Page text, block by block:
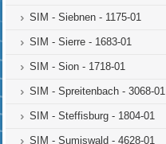
SIM - Siebnen - 1175-01
SIM - Sierre - 1683-01
SIM - Sion - 1718-01
SIM - Spreitenbach - 3068-01
SIM - Steffisburg - 1804-01
SIM - Sumiswald - 4628-01